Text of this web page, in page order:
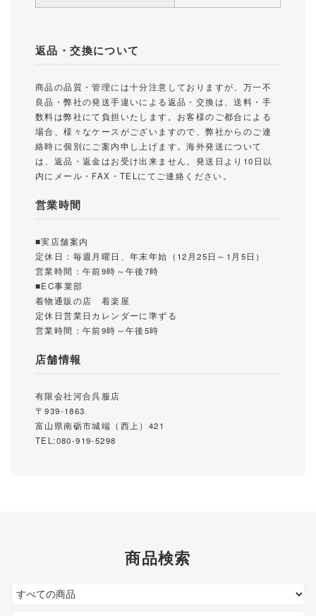
商品検索
返品・交換について
商品の品質・管理には十分注意しておりますが、万一不
良品・弊社の発送手違いによる返品・交換は、送料・手
数料は弊社にて負担いたします。お客様のご都合による
場合、様々なケースがございますので、弊社からのご連
絡時に個別にご案内申し上げます。海外発送について
は、返品・返金はお受け出来ません。発送日より10日以
内にメール・FAX・TELにてご連絡ください。
営業時間
■実店舗案内
定休日：毎週月曜日、年末年始（12月25日～1月5日）
営業時間：午前9時～午後7時
■EC事業部
着物通販の店 着楽屋
定休日営業日カレンダーに準ずる
営業時間：午前9時～午後5時
店舗情報
有限会社河合呉服店
〒939-1863
富山県南砺市城端（西上）421
TEL:080-919-5298